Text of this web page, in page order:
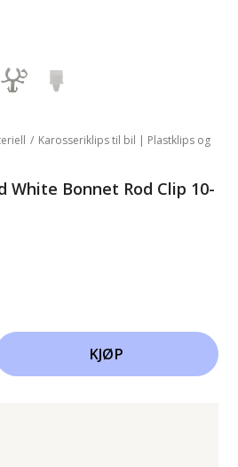
/ Karosseriklips til bil | Plastklips og
White Bonnet Rod Clip 10-
KJØP